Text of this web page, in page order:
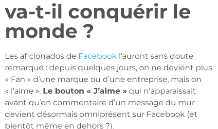
va-t-il conquérir le
monde ?
Les aficionados de Facebook l’auront sans doute
remarqué : depuis quelques jours, on ne devient plus
« Fan » d’une marque ou d’une entreprise, mais on
« l’aime ». Le bouton « J’aime » qui n’apparaissait
avant qu’en commentaire d’un message du mur
devient désormais omniprésent sur Facebook (et
bientôt même en dehors ?).